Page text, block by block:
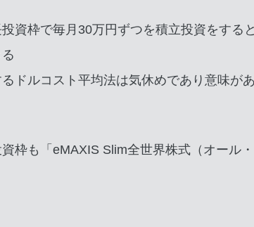
投資枠で毎月30万円ずつを積立投資をする
ドルコスト平均法は気休めであり意味が
枠も「eMAXIS Slim全世界株式（オール